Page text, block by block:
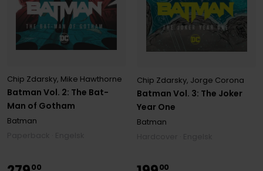
Batman Vol. 2: The Bat-
Man of Gotham
Chip Zdarsky, Mike Hawthorne
Batman
Batman Vol. 3: The Joker
Year One
Chip Zdarsky, Jorge Corona
Batman
00 00